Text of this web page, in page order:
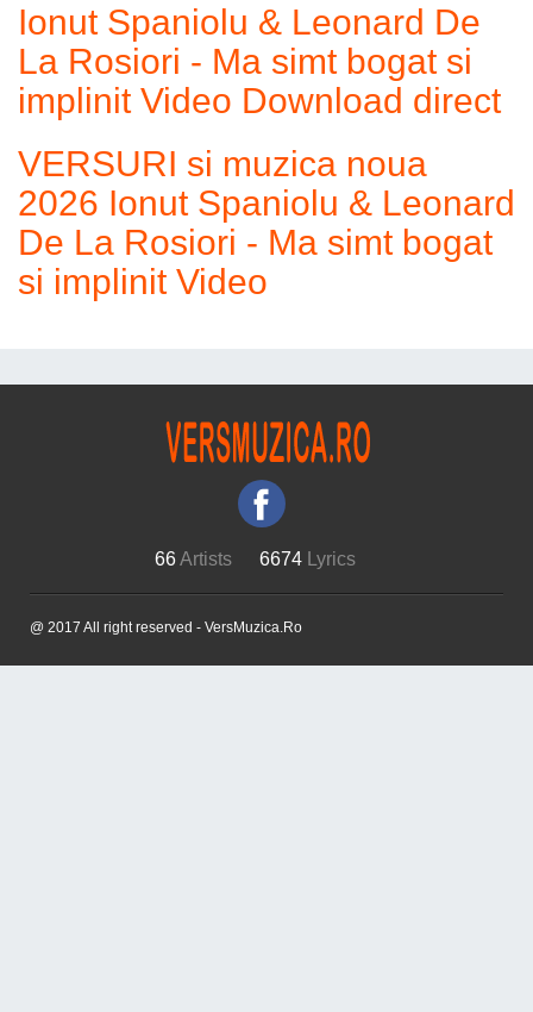
Ionut Spaniolu & Leonard De
La Rosiori - Ma simt bogat si
implinit Video Download direct
VERSURI si muzica noua
2026 Ionut Spaniolu & Leonard
De La Rosiori - Ma simt bogat
si implinit Video
66Artists 6674 Lyrics
@ 2017 All right reserved - VersMuzica.Ro